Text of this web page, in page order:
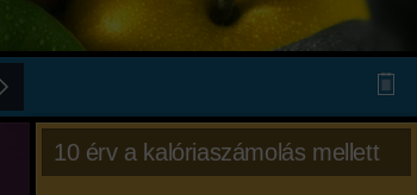
10 érv a kalóriaszámolás mellett